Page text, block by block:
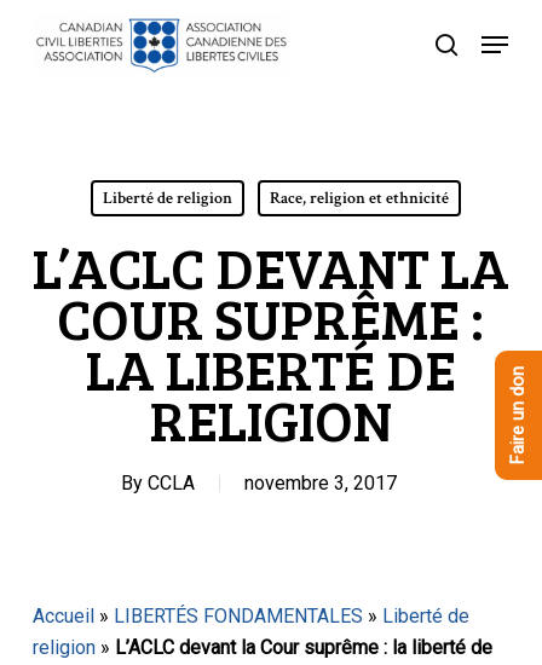
recherche
Menu
Liberté de religion Race, religion et ethnicité
L’ACLC DEVANT LA
COUR SUPRÊME :
LA LIBERTÉ DE
RELIGION
By CCLA novembre 3, 2017
Accueil» LIBERTÉS FONDAMENTALES » Liberté de
religion» L’ACLC devant la Cour suprême : la liberté de
Faire un don